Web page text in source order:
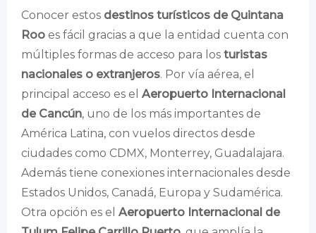
Conocer estos destinos turísticos de Quintana
Roo es fácil gracias a que la entidad cuenta con
múltiples formas de acceso para los turistas
nacionales o extranjeros. Por vía aérea, el
principal acceso es el Aeropuerto Internacional
de Cancún, uno de los más importantes de
América Latina, con vuelos directos desde
ciudades como CDMX, Monterrey, Guadalajara.
Además tiene conexiones internacionales desde
Estados Unidos, Canadá, Europa y Sudamérica.
Otra opción es el Aeropuerto Internacional de